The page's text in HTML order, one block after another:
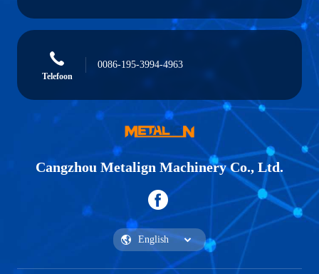
Telefoon
0086-195-3994-4963
Cangzhou Metalign Machinery Co., Ltd.